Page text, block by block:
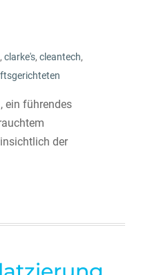
, clarke's, cleantech,
ein führendes
der